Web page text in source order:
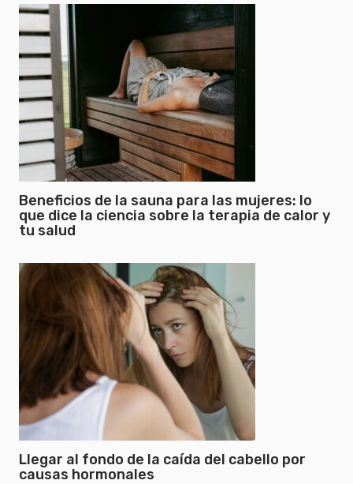
Beneficios de la sauna para las mujeres: lo
que dice la ciencia sobre la terapia de calor y
tu salud
Llegar al fondo de la caída del cabello por
causas hormonales